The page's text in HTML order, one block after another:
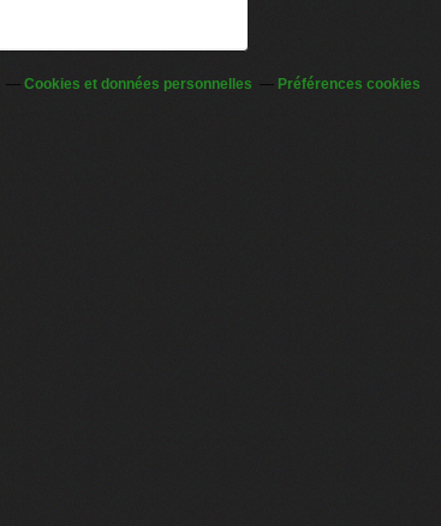
Cookies et données personnelles Préférences cookies